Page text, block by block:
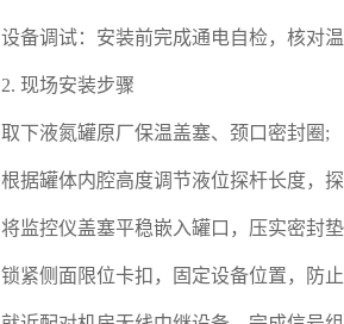
设备调试：安装前完成通电自检，核对
2. 现场安装步骤
取下液氮罐原厂保温盖塞、颈口密封圈;
根据罐体内腔高度调节液位探杆长度，
将监控仪盖塞平稳嵌入罐口，压实密封
锁紧侧面限位卡扣，固定设备位置，防